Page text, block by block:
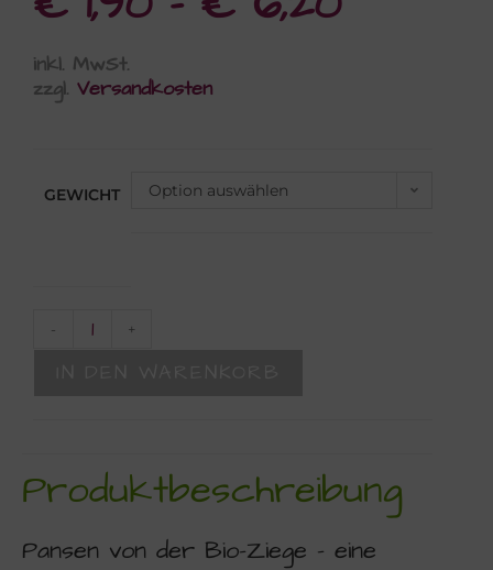
inkl. MwSt.
zzgl. Versandkosten
GEWICHT Option auswählen
- +
Produktbeschreibung
Pansen von der Bio-Ziege – eine